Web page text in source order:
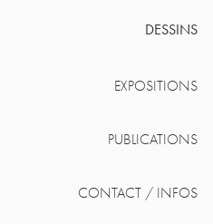
DESSINS
EXPOSITIONS
PUBLICATIONS
CONTACT / INFOS